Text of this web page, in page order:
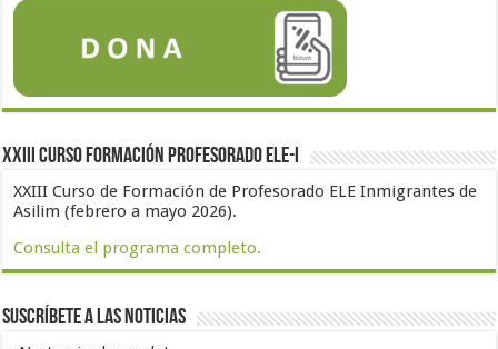
XXIII Curso formación profesorado ELE-I
XXIII Curso de Formación de Profesorado ELE Inmigrantes de
Asilim (febrero a mayo 2026).
Consulta el programa completo.
Suscríbete a las noticias